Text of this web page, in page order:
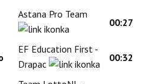
Astana Pro Team
00:27
EF Education First -
Drapac
00:32